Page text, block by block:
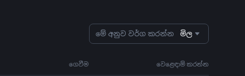
මේ අනුව වර්ග කරන්න මිල
ගෙවීම වෙළෙඳාම් කරන්න